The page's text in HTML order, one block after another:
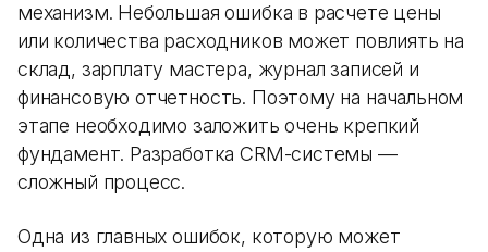
механизм. Небольшая ошибка в расчете цены
или количества расходников может повлиять на
склад, зарплату мастера, журнал записей и
финансовую отчетность. Поэтому на начальном
этапе необходимо заложить очень крепкий
фундамент. Разработка CRM-системы —
сложный процесс.
Одна из главных ошибок, которую может